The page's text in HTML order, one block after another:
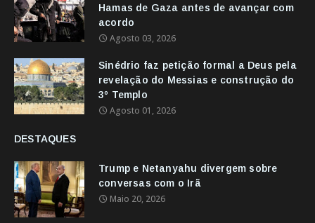
Hamas de Gaza antes de avançar com
acordo
Agosto 03, 2026
Sinédrio faz petição formal a Deus pela
revelação do Messias e construção do
3º Templo
Agosto 01, 2026
DESTAQUES
Trump e Netanyahu divergem sobre
conversas com o Irã
Maio 20, 2026